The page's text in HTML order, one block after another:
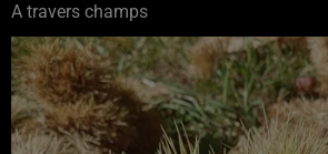
A travers champs